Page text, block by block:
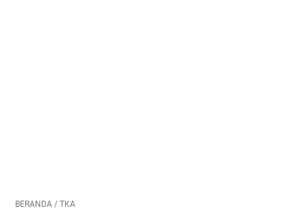
BERANDA / TKA